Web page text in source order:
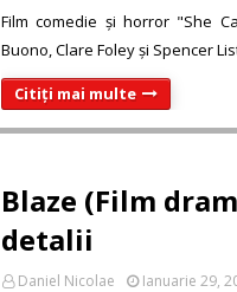
Film comedie și horror "She
Buono, Clare Foley și Spencer
Citiți mai multe
Blaze (Film
detalii
Daniel Nicolae Ianuarie 29,